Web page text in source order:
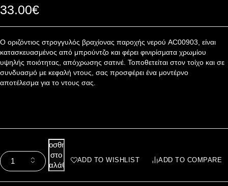
33.00€
Ο οριζόντιος στρογγυλός βραχίονας παροχής νερού AC00903, είναι
κατασκευασμένος από μπρούντζο και φέρει φινιρίσματα χρωμίου
υψηλής ποιότητας, απόχρωσης σατινέ. Τοποθετείται στον τοίχο και σε
συνδυασμό με κεφαλή ντους, σας προσφέρει ένα μοντέρνο
αποτέλεσμα για το ντους σας.
Προσθήκη
στο
καλάθι
ADD TO WISHLIST ADD TO COMPARE